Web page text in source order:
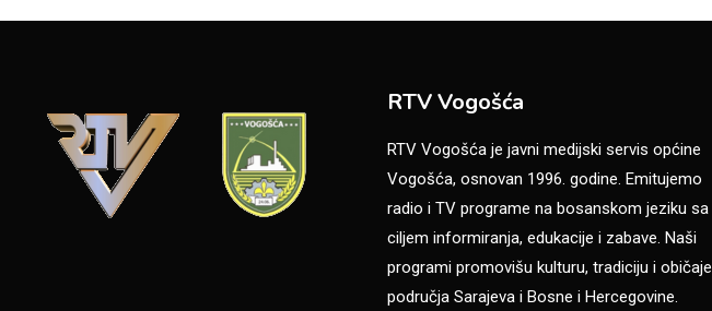
RTV Vogošća
RTV Vogošća je javni medijski servis općine
Vogošća, osnovan 1996. godine. Emitujemo
radio i TV programe na bosanskom jeziku sa
ciljem informiranja, edukacije i zabave. Naši
programi promovišu kulturu, tradiciju i običaje
područja Sarajeva i Bosne i Hercegovine.